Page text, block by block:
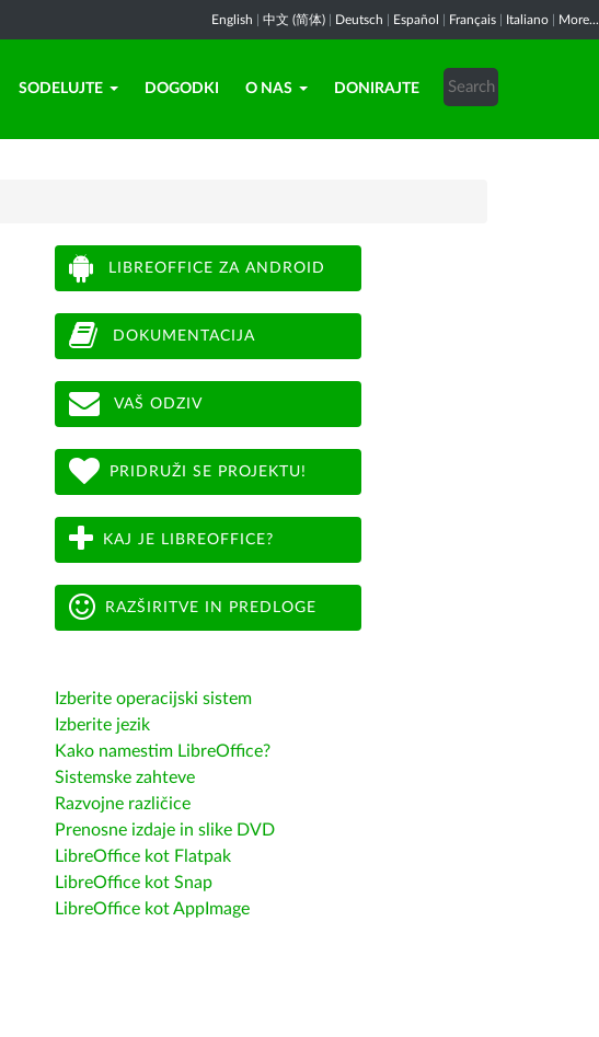
English 中文 (简体) Deutsch Español Français Italiano More...
SODELUJTE DOGODKI O NAS DONIRAJTE
LIBREOFFICE ZA ANDROID
DOKUMENTACIJA
VAŠ ODZIV
PRIDRUŽI SE PROJEKTU!
KAJ JE LIBREOFFICE?
RAZŠIRITVE IN PREDLOGE
Izberite operacijski sistem
Izberite jezik
Kako namestim LibreOffice?
Sistemske zahteve
Razvojne različice
Prenosne izdaje in slike DVD
LibreOffice kot Flatpak
LibreOffice kot Snap
LibreOffice kot AppImage